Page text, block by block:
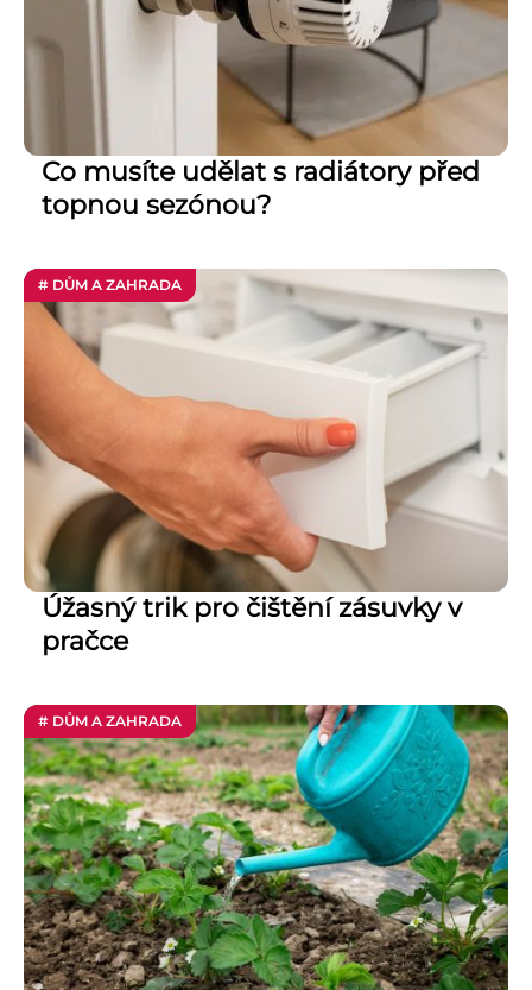
Co musíte udělat s radiátory před
topnou sezónou?
# DŮM A ZAHRADA
Úžasný trik pro čištění zásuvky v
pračce
# DŮM A ZAHRADA